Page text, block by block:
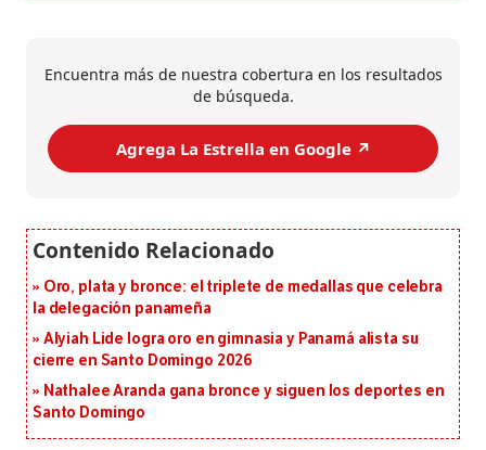
Encuentra más de nuestra cobertura en los resultados
de búsqueda.
Agrega La Estrella en Google ↗️
Oro, plata y bronce: el triplete de medallas que celebra
la delegación panameña
Alyiah Lide logra oro en gimnasia y Panamá alista su
cierre en Santo Domingo 2026
Nathalee Aranda gana bronce y siguen los deportes en
Santo Domingo